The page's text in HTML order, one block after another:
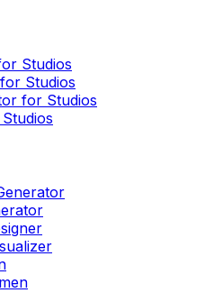
Studios
Studios
for Studios